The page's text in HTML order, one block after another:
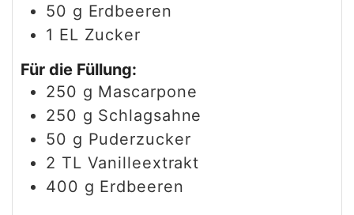
50 g Erdbeeren
1 EL Zucker
Für die Füllung:
250 g Mascarpone
250 g Schlagsahne
50 g Puderzucker
2 TL Vanilleextrakt
400 g Erdbeeren